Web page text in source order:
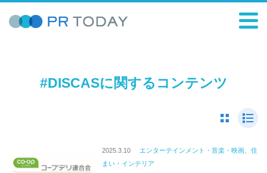
#DISCASに関するコンテンツ
2025.3.10
エンターテインメント・音楽・映画、住
まい・インテリア